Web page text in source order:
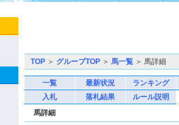
TOP ＞ グループTOP ＞ 馬一覧 ＞ 馬詳細
一覧 最新状況
ランキング
入札
落札結果
ルール説明
馬詳細